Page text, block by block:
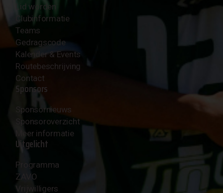
Lid worden
Clubinformatie
Teams
Gedragscode
Kalender & Events
Routebeschrijving
Contact
Sponsors
Sponsornieuws
Sponsoroverzicht
Meer informatie
Uitgelicht
Programma
ZAVO
Vrijwilligers